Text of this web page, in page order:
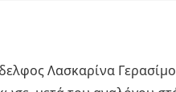
Λασκαρίνα